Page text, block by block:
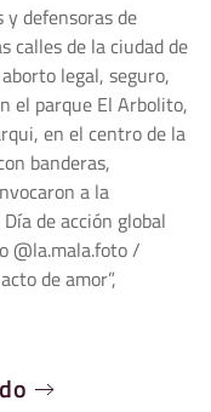
defensoras de
calles de la ciudad de
legal, seguro,
el parque El Arbolito,
en el centro de la
banderas,
a la
de acción global
@la.mala.foto /
de amor”,